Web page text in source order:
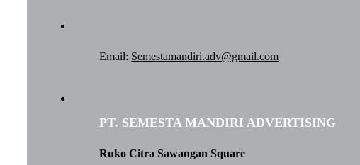
Email: Semestamandiri.adv@gmail.com
PT. SEMESTA MANDIRI ADVERTISING
Ruko Citra Sawangan Square